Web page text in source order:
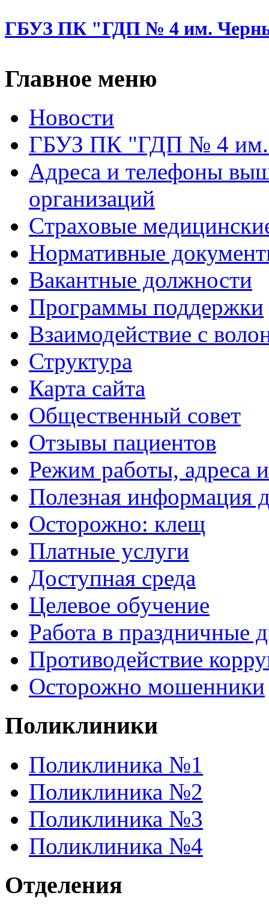
ГБУЗ ПК "ГДП № 4 им.
Главное меню
Новости
ГБУЗ ПК "ГДП № 4
Адреса и телефоны
организаций
Cтраховые
Нормативные
Вакантные должности
Программы поддержки
Взаимодействие с
Структура
Карта сайта
Общественный совет
Отзывы пациентов
Режим работы, адреса
Полезная информация
Осторожно: клещ
Платные услуги
Доступная среда
Целевое обучение
Работа в праздничные
Противодействие
Осторожно мошенники
Поликлиники
Поликлиника №1
Поликлиника №2
Поликлиника №3
Поликлиника №4
Отделения